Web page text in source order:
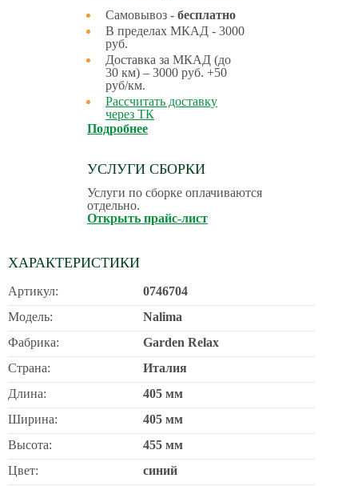
Самовывоз - бесплатно
В пределах МКАД - 3000
руб.
Доставка за МКАД (до
30 км) – 3000 руб. +50
руб/км.
Рассчитать доставку
через ТК
Подробнее
УСЛУГИ СБОРКИ
Услуги по сборке оплачиваются
отдельно.
Открыть прайс-лист
ХАРАКТЕРИСТИКИ
Артикул:
0746704
Модель:
Nalima
Фабрика:
Garden Relax
Страна:
Италия
Длина:
405 мм
Ширина:
405 мм
Высота:
455 мм
Цвет:
синий